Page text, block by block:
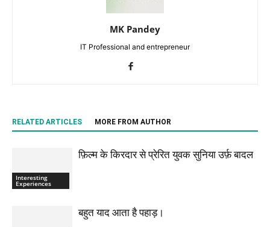
MK Pandey
IT Professional and entrepreneur
RELATED ARTICLES MORE FROM AUTHOR
Interesting
Experiences
फ़िल्म के किरदार से प्रेरित युवक सुनिया उर्फ़ बादल
बहुत याद आता है पहाड़।